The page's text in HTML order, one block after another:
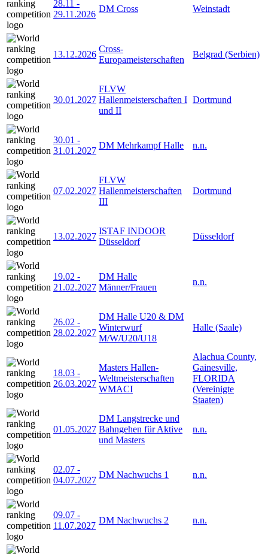
28.11 -
29.11.2026
DM Cross Weinstadt
13.12.2026
Cross-
Europameisterschaften
Belgrad (Serbien)
30.01.2027
FLVW
Hallenmeisterschaften I
und II
Dortmund
30.01 -
31.01.2027
DM Mehrkampf Halle n.n.
07.02.2027
FLVW
Hallenmeisterschaften
III
Dortmund
13.02.2027
ISTAF INDOOR
Düsseldorf
Düsseldorf
19.02 -
21.02.2027
DM Halle
Männer/Frauen
n.n.
26.02 -
28.02.2027
DM Halle U20 & DM
Winterwurf
M/W/U20/U18
Halle (Saale)
18.03 -
26.03.2027
Masters Hallen-
Weltmeisterschaften
WMACI
Alachua County,
Gainesville,
FLORIDA
(Vereinigte
Staaten)
01.05.2027
DM Langstrecke und
Bahngehen für Aktive
und Masters
n.n.
02.07 -
04.07.2027
DM Nachwuchs 1 n.n.
09.07 -
11.07.2027
DM Nachwuchs 2 n.n.